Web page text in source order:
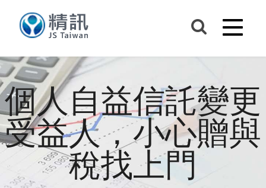
個人自益信託變更
受益人，小心贈與
稅找上門